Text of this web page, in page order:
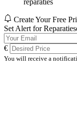
reparaties
Create Your Free
Set Alert for
€
You will receive a